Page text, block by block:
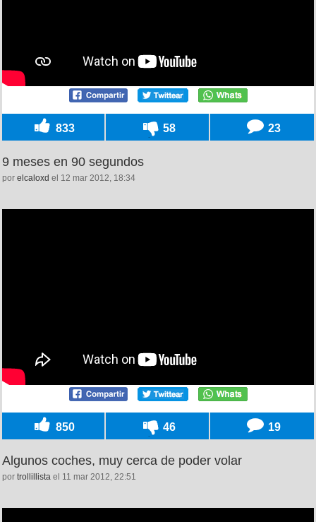
833 58 23
9 meses en 90 segundos
por elcaloxd el 12 mar 2012, 18:34
850 46 19
Algunos coches, muy cerca de poder volar
por trollillista el 11 mar 2012, 22:51